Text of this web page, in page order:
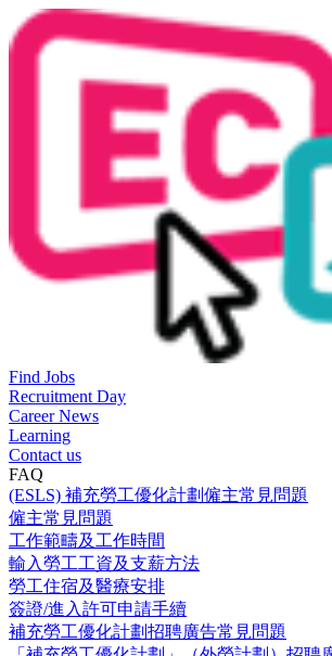
Find Jobs
Recruitment Day
Career News
Learning
Contact us
FAQ
(ESLS) 補充勞工優化計劃僱主常見問題
僱主常見問題
工作範疇及工作時間
輸入勞工工資及支薪方法
勞工住宿及醫療安排
簽證/進入許可申請手續
補充勞工優化計劃招聘廣告常見問題